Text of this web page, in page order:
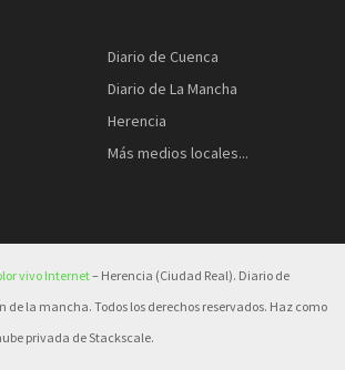
Diario de Cuenca
Diario de La Mancha
Herencia
Más medios locales...
vivo Internet– Herencia (Ciudad Real). Diario de
de la mancha. Todos los derechos reservados. Haz como
privada de Stackscale.